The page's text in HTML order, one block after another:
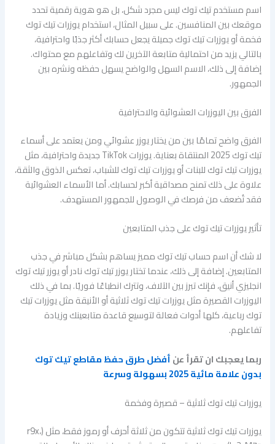
اسم مستخدم تيك توك ليس مجرد شكل، بل هو هوية رقمية تحدد
موقعك بين المنافسين. على سبيل المثال، استخدام يوزرات تيك توك
فخمة أو يوزرات تيك توك جميلة يجعل حسابك أكثر جذبًا واحترافية،
بالتالي يزيد من احتمالية متابعة الآخرين لك وتفاعلهم مع محتواك.
إضافة إلى ذلك، الاسم السهل والواضح يسهل حفظه ونشره بين
الجمهور.
الفرق بين اليوزرات العشوائية والاحترافية
الفرق واضح تمامًا بين من يختار يوزر عشوائي ومن يعتمد على أسماء
تيك توك 2025 المنتقاة بعناية. يوزرات TikTok جديدة واحترافية، مثل
يوزرات تيك توك للبنات أو يوزرات تيك توك للشباب، تعكس الذوق والثقة،
علاوة على ذلك تمنح مصداقية أكبر لحسابك. أما الأسماء العشوائية
فقد تُضعف من فرصك في الوصول للجمهور المستهدف.
تأثير يوزرات تيك توك على جذب المتابعين
لا شك أن اسم حساب تيك توك مميز يساهم بشكل مباشر في جذب
المتابعين. إضافة إلى ذلك، عندما تختار يوزر تيك توك نادر أو يوزر تيك توك
انجليزي أنيق، فإنك تبرز بين الآلاف، وتترك انطباعًا فوريًا. بما في ذلك
اليوزرات القصيرة مثل يوزرات تيك توك ثلاثية أو الأنيقة مثل يوزرات تيك
توك رباعية، كلها أدوات فعالة لتوسيع قاعدة متابعينك وزيادة
تفاعلهم.
ربما يعجبك ان تقرأ عنأفضل طرق حفظ مقاطع تيك توك
بدون علامة مائية 2025 بسهولة وسرعة
يوزرات تيك توك ثلاثية – قصيرة وفخمة
يوزرات تيك توك ثلاثية تتكون من ثلاثة أحرف أو رموز فقط، مثل (r9x،